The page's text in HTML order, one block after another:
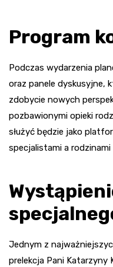
Program
Podczas wydarzenia
oraz panele dyskusyjne,
zdobycie nowych
pozbawionymi opieki
służyć będzie jako
specjalistami a
Jednym z
prelekcja Pani Katarzyny